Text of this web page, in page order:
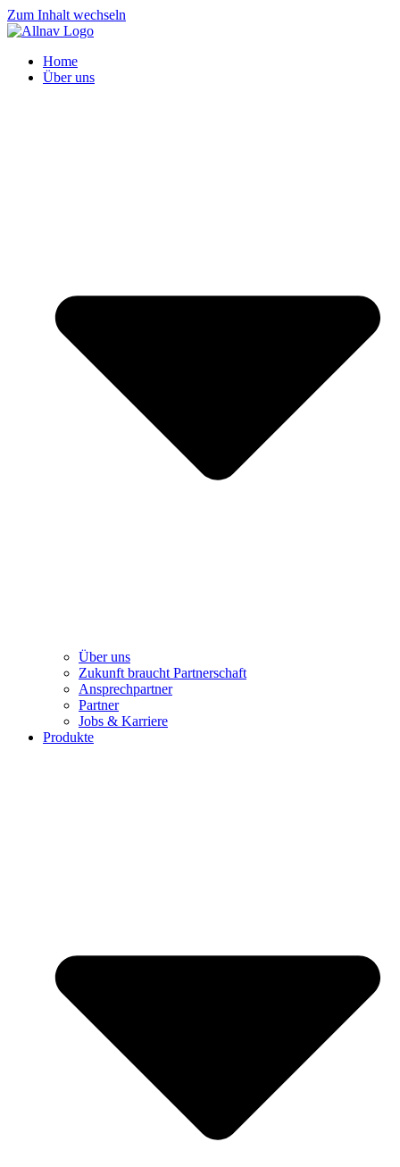
Zum Inhalt wechseln
Home
Über uns
Über uns
Zukunft braucht Partnerschaft
Ansprechpartner
Partner
Jobs & Karriere
Produkte